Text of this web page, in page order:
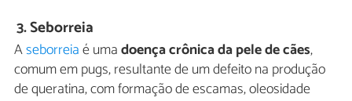
3.Seborreia
Aseborreiaé umadoença crônica da pele de cães,
comum em pugs, resultante de um defeito na produção
de queratina, com formação de escamas, oleosidade